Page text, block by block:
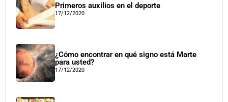
Primeros auxilios en el deporte
17/12/2020
¿Cómo encontrar en qué signo está Marte
para usted?
17/12/2020